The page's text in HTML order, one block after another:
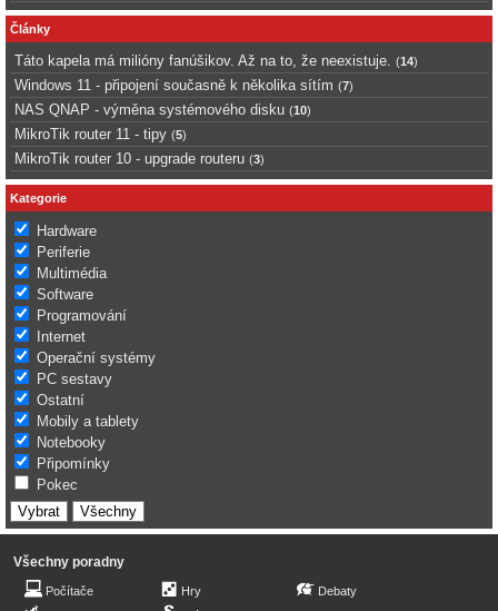
Články
Táto kapela má milióny fanúšikov. Až na to, že neexistuje. (14)
Windows 11 - připojení současně k několika sítím (7)
NAS QNAP - výměna systémového disku (10)
MikroTik router 11 - tipy (5)
MikroTik router 10 - upgrade routeru (3)
Kategorie
Hardware
Periferie
Multimédia
Software
Programování
Internet
Operační systémy
PC sestavy
Ostatní
Mobily a tablety
Notebooky
Připomínky
Pokec
Všechny poradny
Počítače
Hry
Debaty